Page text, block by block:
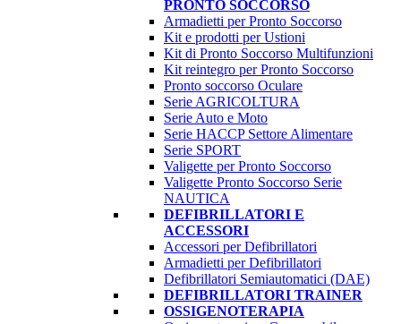
PRONTO SOCCORSO
Armadietti per Pronto Soccorso
Kit e prodotti per Ustioni
Kit di Pronto Soccorso Multifunzioni
Kit reintegro per Pronto Soccorso
Pronto soccorso Oculare
Serie AGRICOLTURA
Serie Auto e Moto
Serie HACCP Settore Alimentare
Serie SPORT
Valigette per Pronto Soccorso
Valigette Pronto Soccorso Serie
NAUTICA
DEFIBRILLATORI E
ACCESSORI
Accessori per Defibrillatori
Armadietti per Defibrillatori
Defibrillatori Semiautomatici (DAE)
DEFIBRILLATORI TRAINER
OSSIGENOTERAPIA